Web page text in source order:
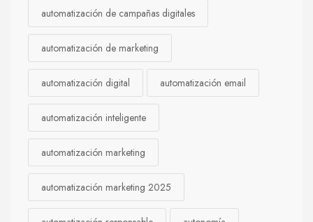
automatización de campañas digitales
automatización de marketing
automatización digital automatización email
automatización inteligente
automatización marketing
automatización marketing 2025